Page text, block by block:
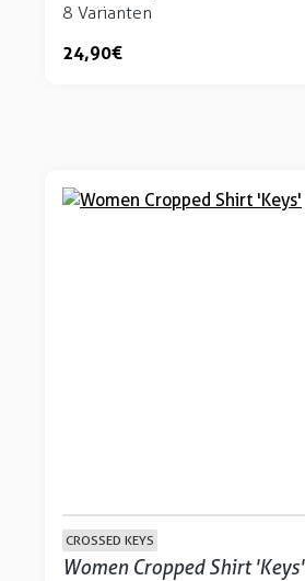
8 Varianten
24,90 €
CROSSED KEYS
Women Cropped Shirt 'Keys'